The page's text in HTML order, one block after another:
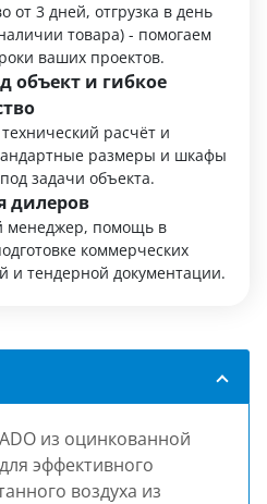
от 3 дней, отгрузка в день
товара) - помогаем
ваших проектов.
объект и гибкое
расчёт и
размеры и шкафы
задачи объекта.
дилеров
менеджер, помощь в
коммерческих
и тендерной документации.
из оцинкованной
эффективного
воздуха из